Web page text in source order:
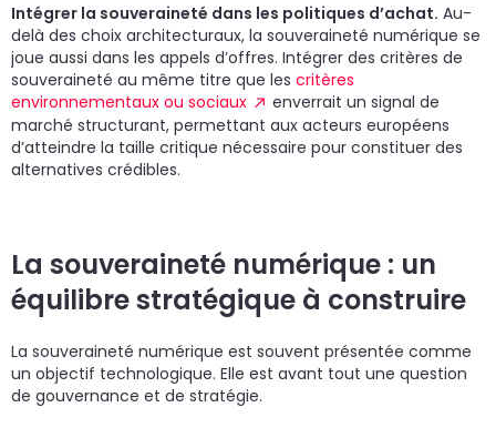
Intégrer la souveraineté dans les politiques d’achat. Au-
delà des choix architecturaux, la souveraineté numérique se
joue aussi dans les appels d’offres. Intégrer des critères de
souveraineté au même titre que les critères
environnementaux ou sociaux
enverrait un signal de
marché structurant, permettant aux acteurs européens
d’atteindre la taille critique nécessaire pour constituer des
alternatives crédibles.
La souveraineté numérique : un
équilibre stratégique à construire
La souveraineté numérique est souvent présentée comme
un objectif technologique. Elle est avant tout une question
de gouvernance et de stratégie.